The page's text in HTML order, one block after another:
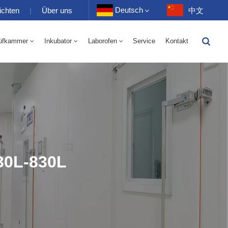
| Über uns Deutsch
Français
Português
中文
Inkubator Laborofen Service Kontakt
830L